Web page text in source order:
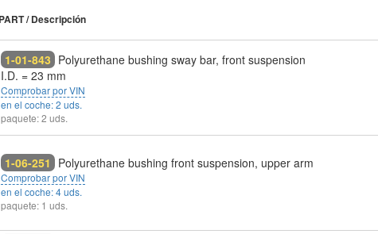
PART / Descripción
1-01-843 Polyurethane bushing sway bar, front suspension
I.D. = 23 mm
Comprobar por VIN
en el coche: 2 uds.
paquete: 2 uds.
1-06-251 Polyurethane bushing front suspension, upper arm
Comprobar por VIN
en el coche: 4 uds.
paquete: 1 uds.